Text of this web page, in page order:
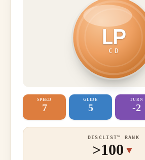
LP
CD
SPEED
7
GLIDE
5
TURN
-2
DISCLIST™ RANK
>100 ▼